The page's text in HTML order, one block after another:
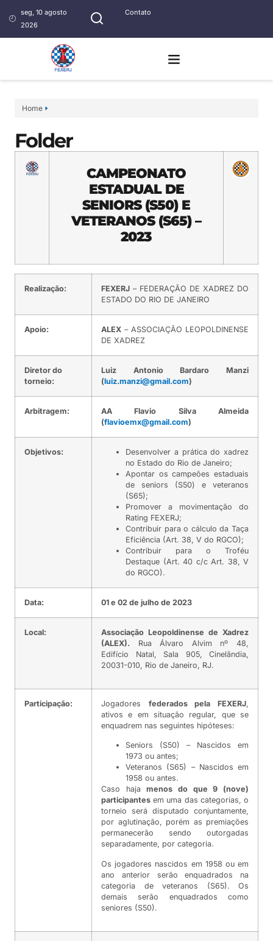
seg, 10 agosto
2026
Contato
Home
Folder
CAMPEONATO
ESTADUAL DE
SENIORS (S50) E
VETERANOS (S65) –
2023
Realização: FEXERJ – FEDERAÇÃO DE XADREZ DO
ESTADO DO RIO DE JANEIRO
Apoio: ALEX – ASSOCIAÇÃO LEOPOLDINENSE
DE XADREZ
Diretor do
torneio:
Luiz Antonio Bardaro Manzi
(luiz.manzi@gmail.com)
Arbitragem:
AA Flavio Silva Almeida
(flavioemx@gmail.com)
Objetivos:
Desenvolver a prática do xadrez
no Estado do Rio de Janeiro;
Apontar os campeões estaduais
de seniors (S50) e veteranos
(S65);
Promover a movimentação do
Rating FEXERJ;
Contribuir para o cálculo da Taça
Eficiência (Art. 38, V do RGCO);
Contribuir para o Troféu
Destaque (Art. 40 c/c Art. 38, V
do RGCO).
Data: 01 e 02 de julho de 2023
Local:
Associação Leopoldinense de Xadrez
(ALEX). Rua Álvaro Alvim nº 48,
Edifício Natal, Sala 905, Cinelândia,
20031-010, Rio de Janeiro, RJ.
Participação: Jogadores federados pela FEXERJ,
ativos e em situação regular, que se
enquadrem nas seguintes hipóteses:
Seniors (S50) – Nascidos em
1973 ou antes;
Veteranos (S65) – Nascidos em
1958 ou antes.
Caso hajamenos do que 9 (nove)
participantes em uma das categorias, o
torneio será disputado conjuntamente,
por aglutinação, porém as premiações
permanecerão sendo outorgadas
separadamente, por categoria.
Os jogadores nascidos em 1958 ou em
ano anterior serão enquadrados na
categoria de veteranos (S65). Os
demais serão enquadrados como
seniores (S50).